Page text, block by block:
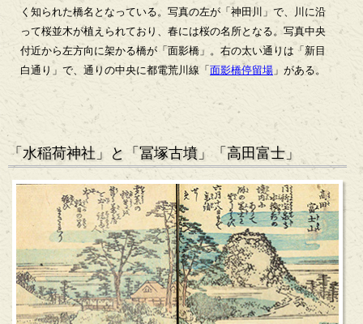
く知られた橋名となっている。写真の左が「神田川」で、川に沿
って桜並木が植えられており、春には桜の名所となる。写真中央
付近から左方向に架かる橋が「面影橋」。右の太い通りは「新目
白通り」で、通りの中央に都電荒川線「 面影橋停留場 」がある。
「水稲荷神社」と「冨塚古墳」「高田富士」